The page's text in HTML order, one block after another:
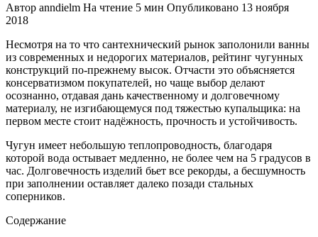
Автор anndielm На чтение 5 мин Опубликовано 13 ноября
2018
Несмотря на то что сантехнический рынок заполонили ванны
из современных и недорогих материалов, рейтинг чугунных
конструкций по-прежнему высок. Отчасти это объясняется
консерватизмом покупателей, но чаще выбор делают
осознанно, отдавая дань качественному и долговечному
материалу, не изгибающемуся под тяжестью купальщика: на
первом месте стоит надёжность, прочность и устойчивость.
Чугун имеет небольшую теплопроводность, благодаря
которой вода остывает медленно, не более чем на 5 градусов в
час. Долговечность изделий бьет все рекорды, а бесшумность
при заполнении оставляет далеко позади стальных
соперников.
Содержание